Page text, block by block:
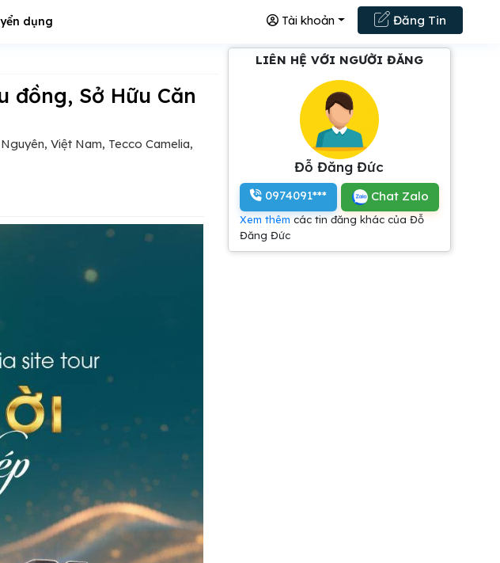
dụng Đăng Tin
Tài khoản
Việt Nam, Tecco Camelia,
LIÊN HỆ VỚI NGƯỜI ĐĂNG
Đỗ Đăng Đức
0974091*** Chat Zalo
Xem thêm các tin đăng khác của Đỗ
Đăng Đức